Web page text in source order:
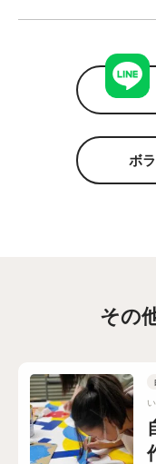
ボ
その